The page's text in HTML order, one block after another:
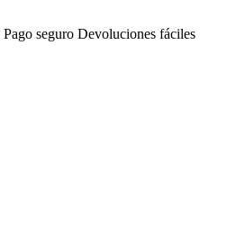
Pago seguro Devoluciones fáciles